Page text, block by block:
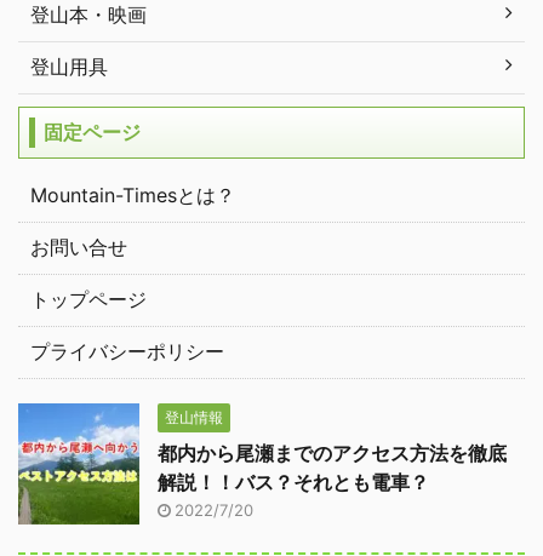
登山本・映画
登山用具
固定ページ
Mountain-Timesとは？
お問い合せ
トップページ
プライバシーポリシー
登山情報
都内から尾瀬までのアクセス方法を徹底
解説！！バス？それとも電車？
2022/7/20